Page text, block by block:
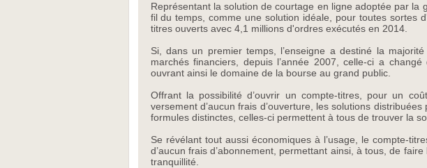
Représentant la solution de courtage en ligne adoptée par la
fil du temps, comme une solution idéale, pour toutes sortes
titres ouverts avec 4,1 millions d'ordres exécutés en 2014.
Si, dans un premier temps, l’enseigne a destiné la
marchés financiers, depuis l’année 2007, celle-ci a
ouvrant ainsi le domaine de la bourse au grand public.
Offrant la possibilité d’ouvrir un compte-titres, pour un
versement d’aucun frais d’ouverture, les solutions
formules distinctes, celles-ci permettent à tous de trouver la
Se révélant tout aussi économiques à l’usage, le compte-
d’aucun frais d’abonnement, permettant ainsi, à tous, de
tranquillité.